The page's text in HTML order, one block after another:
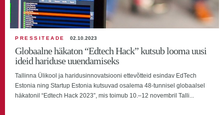
PRESSITEADE 02.10.2023
Globaalne häkaton “Edtech Hack” kutsub looma uusi
ideid hariduse uuendamiseks
Tallinna Ülikool ja haridusinnovatsiooni ettevõtteid esindav EdTech
Estonia ning Startup Estonia kutsuvad osalema 48-tunnisel globaalsel
häkatonil “Edtech Hack 2023”, mis toimub 10.–12 novembril Talli...